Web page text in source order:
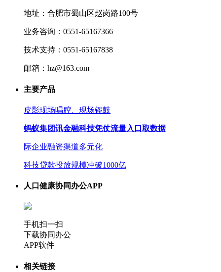
地址：合肥市蜀山区赵岗路100号
业务咨询：0551-65167366
技术支持：0551-65167838
邮箱：hz@163.com
主要产品
皮影现场唱腔、现场锣鼓
蚂蚁集团讯金融科技凭仗流量入口取数据
际企业融资渠道多元化
科技贷款投放规模冲破1000亿
人口健康协同办公APP
手机扫一扫
下载协同办公
APP软件
相关链接